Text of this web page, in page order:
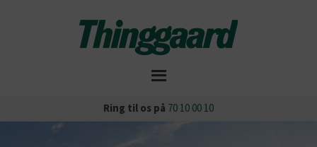
Ring til os på 70 10 00 10